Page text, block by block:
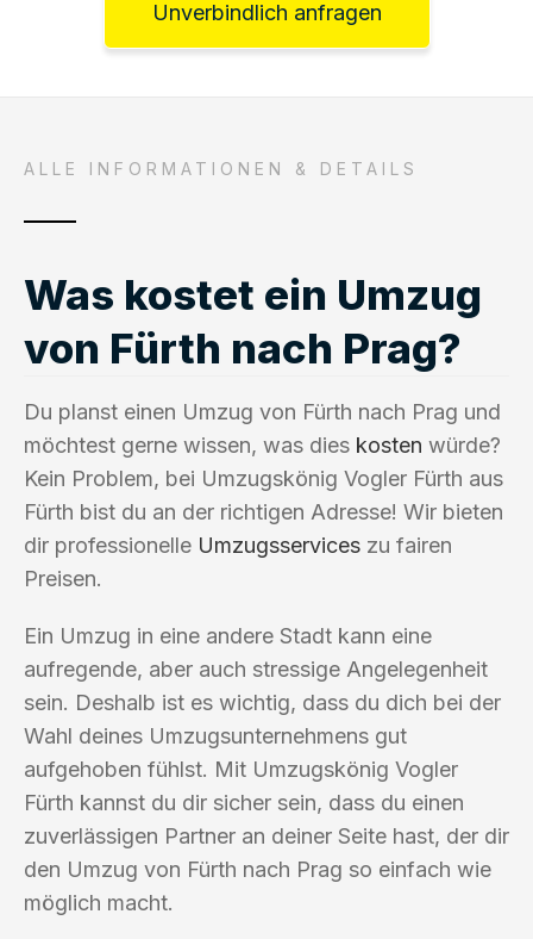
Unverbindlich anfragen
ALLE INFORMATIONEN & DETAILS
Was kostet ein Umzug
von Fürth nach Prag?
Du planst einen Umzug von Fürth nach Prag und
möchtest gerne wissen, was dies kosten würde?
Kein Problem, bei Umzugskönig Vogler Fürth aus
Fürth bist du an der richtigen Adresse! Wir bieten
dir professionelle Umzugsservices zu fairen
Preisen.
Ein Umzug in eine andere Stadt kann eine
aufregende, aber auch stressige Angelegenheit
sein. Deshalb ist es wichtig, dass du dich bei der
Wahl deines Umzugsunternehmens gut
aufgehoben fühlst. Mit Umzugskönig Vogler
Fürth kannst du dir sicher sein, dass du einen
zuverlässigen Partner an deiner Seite hast, der dir
den Umzug von Fürth nach Prag so einfach wie
möglich macht.